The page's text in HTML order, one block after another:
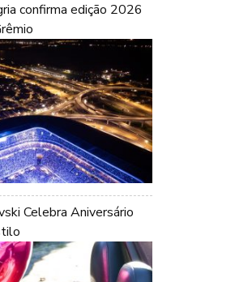
confirma edição 2026
Celebra Aniversário